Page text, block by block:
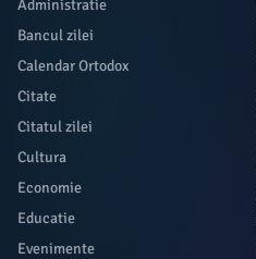
Administratie
Bancul zilei
Calendar Ortodox
Citate
Citatul zilei
Cultura
Economie
Educatie
Evenimente